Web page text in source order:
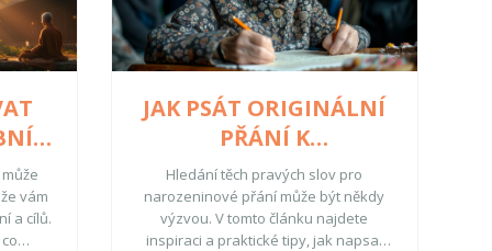
vám
a cílů.
JAK PSÁT ORIGINÁLNÍ
PŘÁNÍ K
NAROZENINÁM –
INSPIRACE A TIPY
Hledání těch pravých slov pro
narozeninové přání může být někdy
výzvou. V tomto článku najdete
inspiraci a praktické tipy, jak napsat